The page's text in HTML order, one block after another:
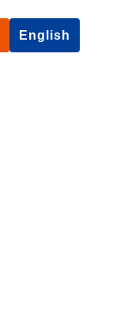
English